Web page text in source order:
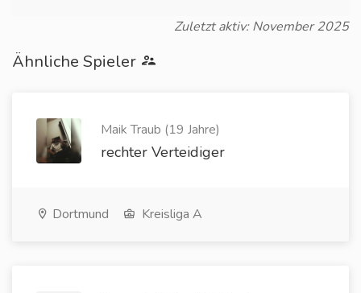
Zuletzt aktiv: November 2025
Ähnliche Spieler
Maik Traub (19 Jahre)
rechter Verteidiger
Dortmund Kreisliga A